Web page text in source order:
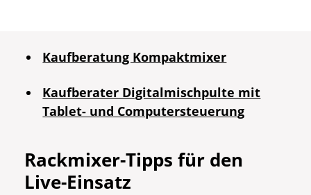
Kaufberatung Kompaktmixer
Kaufberater Digitalmischpulte mit
Tablet- und Computersteuerung
Rackmixer-Tipps für den
Live-Einsatz